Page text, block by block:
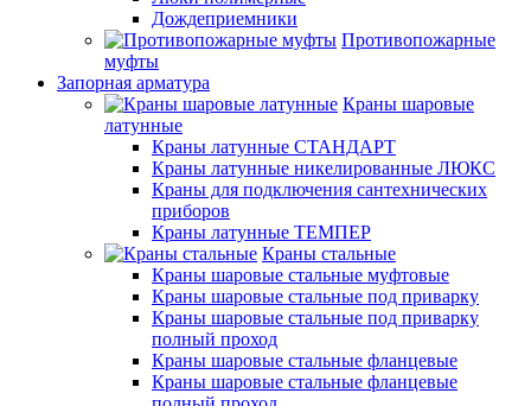
Дождеприемники
Противопожарные
муфты
Запорная арматура
Краны шаровые
латунные
Краны латунные СТАНДАРТ
Краны латунные никелированные ЛЮКС
Краны для подключения сантехнических
приборов
Краны латунные ТЕМПЕР
Краны стальные
Краны шаровые стальные муфтовые
Краны шаровые стальные под приварку
Краны шаровые стальные под приварку
полный проход
Краны шаровые стальные фланцевые
Краны шаровые стальные фланцевые